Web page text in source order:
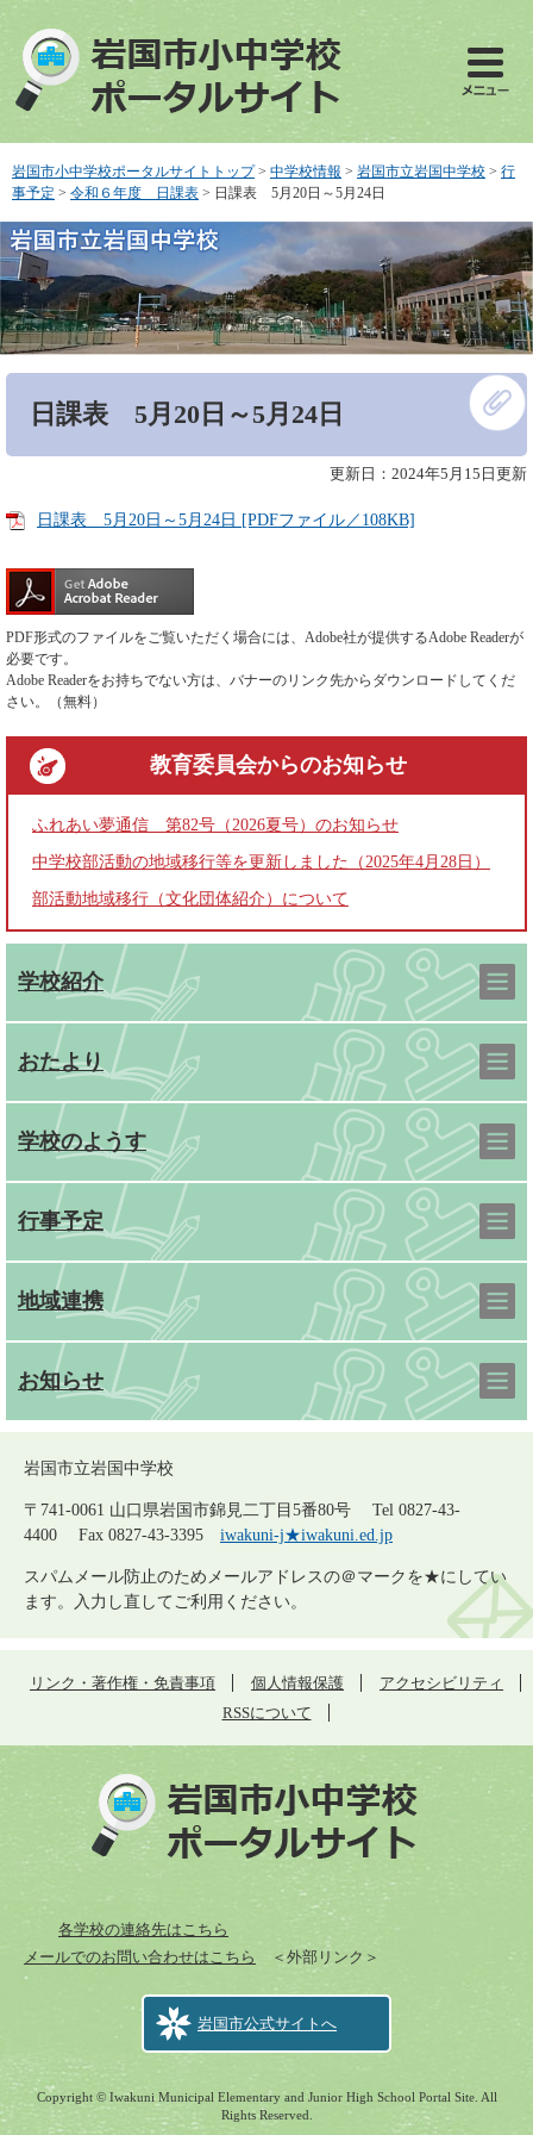
で
す
ば
し
本
文
岩国市小中学校ポータルサイトトップ > 中学校情報 > 岩国市立岩国中学校 > 行
事予定 > 令和６年度 日課表 > 日課表 5月20日～5月24日
日課表 5月20日～5月24日
更新日：2024年5月15日更新
日課表 5月20日～5月24日 [PDFファイル／108KB]
PDF形式のファイルをご覧いただく場合には、Adobe社が提供するAdobe Readerが
必要です。
Adobe Readerをお持ちでない方は、バナーのリンク先からダウンロードしてくだ
さい。（無料）
教育委員会からのお知らせ
ふれあい夢通信 第82号（2026夏号）のお知らせ
中学校部活動の地域移行等を更新しました（2025年4月28日）
部活動地域移行（文化団体紹介）について
学校紹介
おたより
学校のようす
行事予定
地域連携
お知らせ
岩国市立岩国中学校
〒741-0061 山口県岩国市錦見二丁目5番80号 Tel 0827-43-
4400 Fax 0827-43-3395 iwakuni-j★iwakuni.ed.jp
スパムメール防止のためメールアドレスの＠マークを★にしてい
ます。入力し直してご利用ください。
リンク・著作権・免責事項 個人情報保護
アクセシビリティ
RSSについて
各学校の連絡先はこちら
メールでのお問い合わせはこちら
＜外部リンク＞
岩国市公式サイトへ
Copyright © Iwakuni Municipal Elementary and Junior High School Portal Site. All
Rights Reserved.